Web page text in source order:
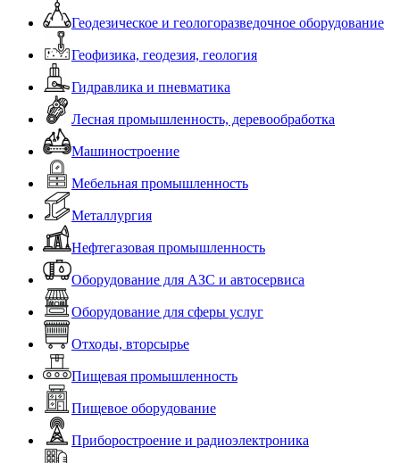
Геодезическое и геологоразведочное оборудование
Геофизика, геодезия, геология
Гидравлика и пневматика
Лесная промышленность, деревообработка
Машиностроение
Мебельная промышленность
Металлургия
Нефтегазовая промышленность
Оборудование для АЗС и автосервиса
Оборудование для сферы услуг
Отходы, вторсырье
Пищевая промышленность
Пищевое оборудование
Приборостроение и радиоэлектроника